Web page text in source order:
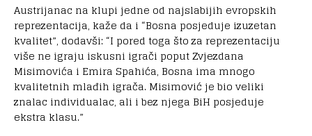
Austrijanac na klupi jedne od najslabijih evropskih
reprezentacija, kaže da i “Bosna posjeduje izuzetan
kvalitet”, dodavši: “I pored toga što za reprezentaciju
više ne igraju iskusni igrači poput Zvjezdana
Misimovića i Emira Spahića, Bosna ima mnogo
kvalitetnih mlađih igrača. Misimović je bio veliki
znalac individualac, ali i bez njega BiH posjeduje
ekstra klasu.”